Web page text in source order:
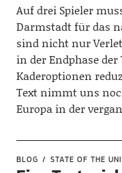
Auf drei Spieler
Darmstadt für das
sind nicht nur
in der Endphase
Kaderoptionen
Text nimmt uns
Europa in der
BLOG STATE OF THE